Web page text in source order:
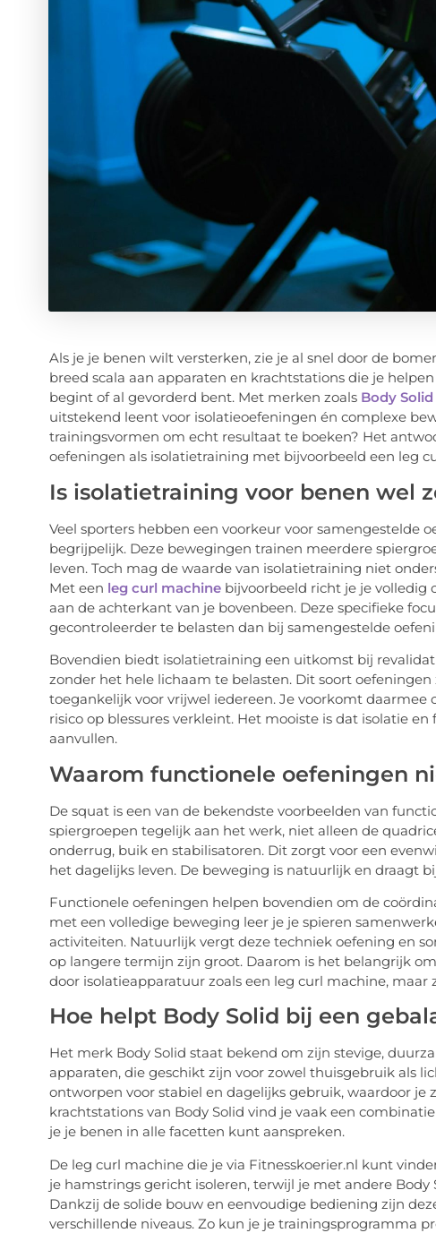
Als je je benen wilt versterken, zie je al snel door de
breed scala aan apparaten en krachtstations die je
begint of al gevorderd bent. Met merken zoals Body Solid
uitstekend leent voor isolatieoefeningen én complexe
trainingsvormen om echt resultaat te boeken? Het
oefeningen als isolatietraining met bijvoorbeeld een leg
Is isolatietraining voor benen wel
Veel sporters hebben een voorkeur voor samengestelde
begrijpelijk. Deze bewegingen trainen meerdere
leven. Toch mag de waarde van isolatietraining niet
Met een leg curl machinebijvoorbeeld richt je je volledig
aan de achterkant van je bovenbeen. Deze specifieke
gecontroleerder te belasten dan bij samengestelde
Bovendien biedt isolatietraining een uitkomst bij
zonder het hele lichaam te belasten. Dit soort
toegankelijk voor vrijwel iedereen. Je voorkomt
risico op blessures verkleint. Het mooiste is dat isolatie
aanvullen.
Waarom functionele oefeningen
De squat is een van de bekendste voorbeelden van
spiergroepen tegelijk aan het werk, niet alleen de
onderrug, buik en stabilisatoren. Dit zorgt voor een
het dagelijks leven. De beweging is natuurlijk en draagt
Functionele oefeningen helpen bovendien om de
met een volledige beweging leer je je spieren
activiteiten. Natuurlijk vergt deze techniek oefening en
op langere termijn zijn groot. Daarom is het belangrijk
door isolatieapparatuur zoals een leg curl machine, maar
Hoe helpt Body Solid bij een
Het merk Body Solid staat bekend om zijn stevige,
apparaten, die geschikt zijn voor zowel thuisgebruik als
ontworpen voor stabiel en dagelijks gebruik, waardoor je
krachtstations van Body Solid vind je vaak een
je je benen in alle facetten kunt aanspreken.
De leg curl machine die je via Fitnesskoerier.nl kunt
je hamstrings gericht isoleren, terwijl je met andere
Dankzij de solide bouw en eenvoudige bediening zijn
verschillende niveaus. Zo kun je je trainingsprogramma